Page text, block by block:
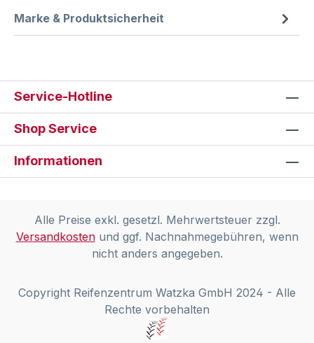
Marke & Produktsicherheit
Service-Hotline
Shop Service
Informationen
Alle Preise exkl. gesetzl. Mehrwertsteuer zzgl.
Versandkostenund ggf. Nachnahmegebühren, wenn
nicht anders angegeben.
Copyright Reifenzentrum Watzka GmbH 2024 - Alle
Rechte vorbehalten